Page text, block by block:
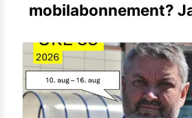
mobilabonnement?